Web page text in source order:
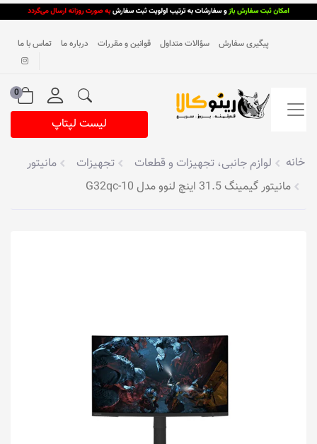
پیگیری سفارش سؤالات متداول قوانین و مقررات درباره ما تماس با ما
0
لیست لپتاپ
خانه لوازم جانبی، تجهیزات و قطعات تجهیزات
مانیتور
مانیتور گیمینگ 31.5 اینچ لنوو مدل G32qc-10